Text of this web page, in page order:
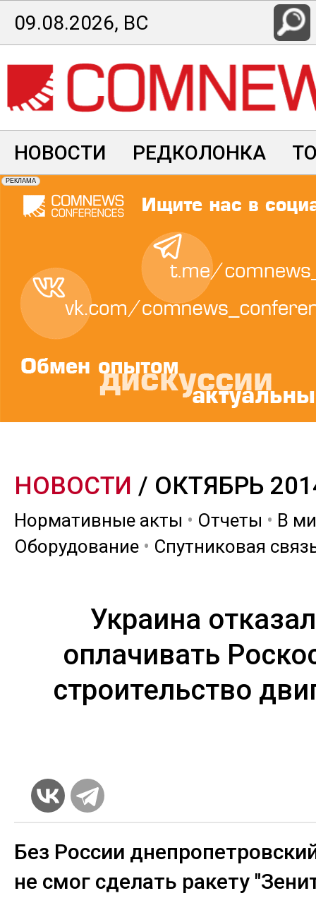
Перейти
к
основному
содержанию
09.08.2026, ВС
НОВОСТИ РЕДКОЛОНКА
НОВОСТИ / ОКТЯБРЬ
Нормативные акты • Отчеты • В
Оборудование • Спутниковая
Украина
оплачивать
строительство
Без России
не смог сделать ракету